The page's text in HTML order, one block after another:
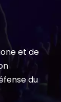
et de
du